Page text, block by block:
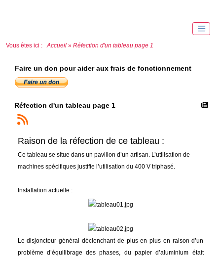
Vous êtes ici : Accueil » Réfection d'un tableau page 1
Faire un don pour aider aux frais de fonctionnement
Réfection d'un tableau page 1
Raison de la réfection de ce tableau :
Ce tableau se situe dans un pavillon d’un artisan. L’utilisation de
machines spécifiques justifie l’utilisation du 400 V triphasé.
Installation actuelle :
Le disjoncteur général déclenchant de plus en plus en raison d’un
problème d’équilibrage des phases, du papier d’aluminium était